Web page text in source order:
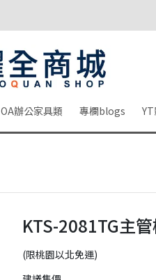
OA辦公家具類 專欄blogs
KTS-2081TG主
(限桃園以北免運)